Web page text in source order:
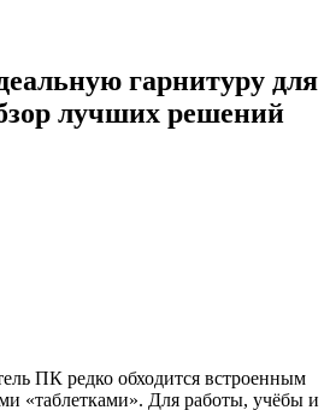
гарнитуру для
лучших решений
ПК редко обходится встроенным
«таблетками». Для работы, учёбы и